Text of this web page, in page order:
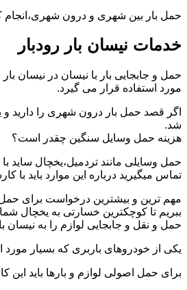
حمل بار بین شهری و درون شهری،انجام
خدمات نیسان بار رودبار
مورد استفاده قرار می گیرد.
اگر قصد حمل بار درون شهری را دارید و
شد.
هزینه حمل وسایل سنگین چقدر است؟
حمل وسایلی مانند تردمیل،یخچال ساید
تماس میگیرید درباره این موارد باید با
مهم ترین و بیشترین درخواست برای
ببریم تا کوچکترین خسارتی به یخچال
حمل و نقل و جابجایی لوازم را به نیسان
یکی از خودروهای باربری که بسیار مورد
برای حمل اصولی لوازم و بارها باید این